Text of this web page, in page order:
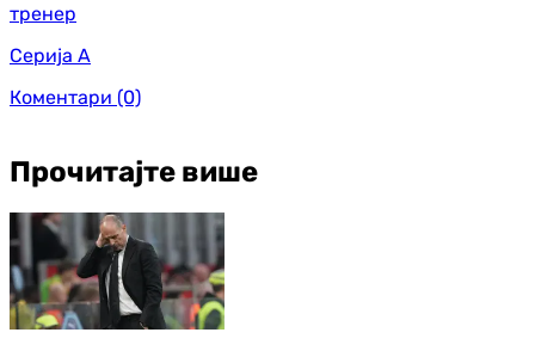
тренер
Серија А
Коментари (0)
Прочитајте више